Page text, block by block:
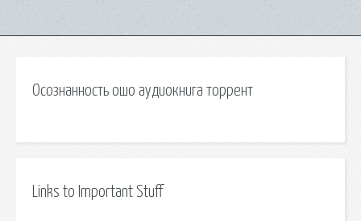
Осознанность ошо аудиокнига торрент
Links to Important Stuff